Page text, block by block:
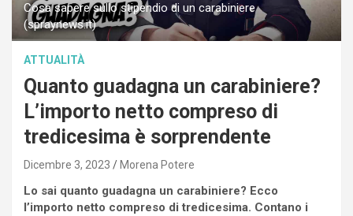
Cosa sapere sullo stipendio di un carabiniere
(spraynews.it)
ATTUALITÀ
Quanto guadagna un carabiniere?
L’importo netto compreso di
tredicesima è sorprendente
Dicembre 3, 2023 Morena Potere
Lo sai quanto guadagna un carabiniere? Ecco
l’importo netto compreso di tredicesima. Contano i